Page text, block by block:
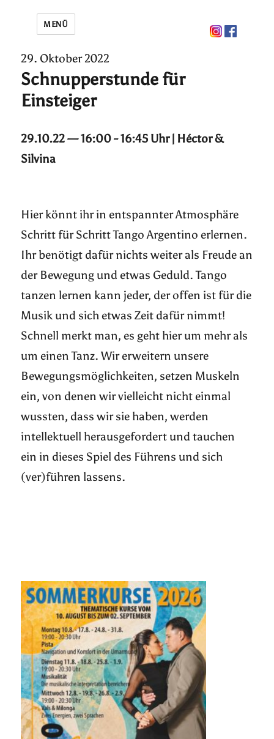
MENÜ
29. Oktober 2022
Schnupperstunde für
Einsteiger
29.10.22 — 16:00 - 16:45 Uhr | Héctor &
Silvina
Hier könnt ihr in entspannter Atmosphäre
Schritt für Schritt Tango Argentino erlernen.
Ihr benötigt dafür nichts weiter als Freude an
der Bewegung und etwas Geduld. Tango
tanzen lernen kann jeder, der offen ist für die
Musik und sich etwas Zeit dafür nimmt!
Schnell merkt man, es geht hier um mehr als
um einen Tanz. Wir erweitern unsere
Bewegungsmöglichkeiten, setzen Muskeln
ein, von denen wir vielleicht nicht einmal
wussten, dass wir sie haben, werden
intellektuell herausgefordert und tauchen
ein in dieses Spiel des Führens und sich
(ver)führen lassens.